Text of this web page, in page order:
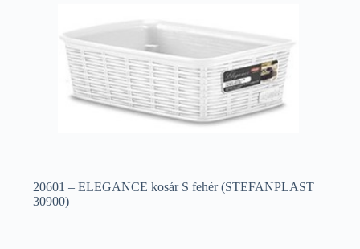
20601 – ELEGANCE kosár S fehér (STEFANPLAST
30900)